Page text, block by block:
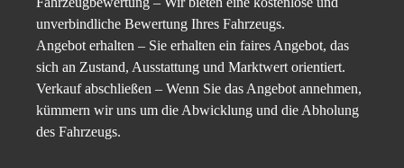
unverbindliche Bewertung Ihres Fahrzeugs.
Angebot erhalten – Sie erhalten ein faires Angebot, das
sich an Zustand, Ausstattung und Marktwert orientiert.
Verkauf abschließen – Wenn Sie das Angebot annehmen,
kümmern wir uns um die Abwicklung und die Abholung
des Fahrzeugs.